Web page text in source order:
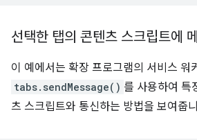
선택한 탭의 콘텐츠 스크립트에
이 예에서는 확장 프로그램의 서비스 워
tabs.sendMessage() 를 사용하여 특
츠 스크립트와 통신하는 방법을 보여줍